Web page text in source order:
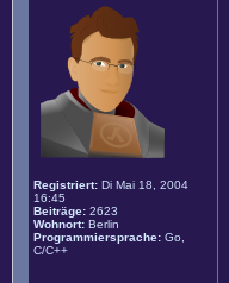
Registriert: Di Mai 18, 2004
16:45
Beiträge: 2623
Wohnort: Berlin
Programmiersprache: Go,
C/C++